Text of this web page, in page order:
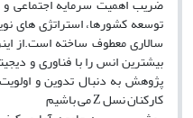
ضریب اهمیت سرمایه اجتماعی
توسعه کشورها، استراتژی های
بیشترین انس را با فناوری و
پژوهش به دنبال تدوین و
کارکنان نسل Z می باشیم